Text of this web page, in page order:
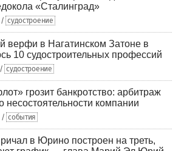
«Сталинград»
/ судостроение
верфи в Нагатинском Затоне в
10 судостроительных профессий
/ судостроение
грозит банкротство: арбитраж
несостоятельности компании
/ события
в Юрино построен на треть,